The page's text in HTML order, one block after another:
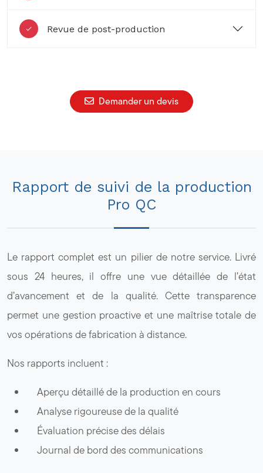
Revue de post-production
Demander un devis
Rapport de suivi de la production
Pro QC
Le rapport complet est un pilier de notre service. Livré
sous 24 heures, il offre une vue détaillée de l’état
d’avancement et de la qualité. Cette transparence
permet une gestion proactive et une maîtrise totale de
vos opérations de fabrication à distance.
Nos rapports incluent :
Aperçu détaillé de la production en cours
Analyse rigoureuse de la qualité
Évaluation précise des délais
Journal de bord des communications